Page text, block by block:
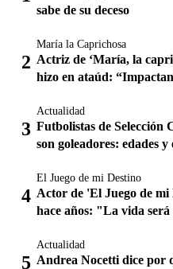
sabe de su deceso
María la Caprichosa
Actriz de ‘María, la
hizo en ataúd:
Actualidad
Futbolistas de Selección
son goleadores: edades y
El Juego de mi Destino
Actor de 'El Juego de mi
hace años: "La vida
Actualidad
Andrea Nocetti dice por